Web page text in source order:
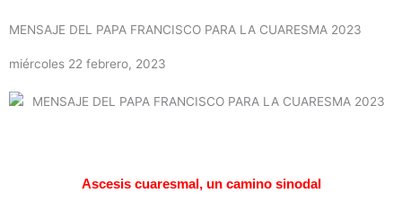
MENSAJE DEL PAPA FRANCISCO PARA LA CUARESMA 2023
miércoles 22 febrero, 2023
Ascesis cuaresmal, un camino sinodal